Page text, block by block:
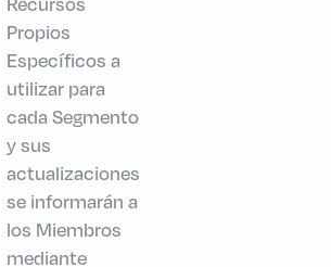
Propios
Específicos a
utilizar para
cada Segmento
y sus
actualizaciones
se informarán a
los Miembros
mediante